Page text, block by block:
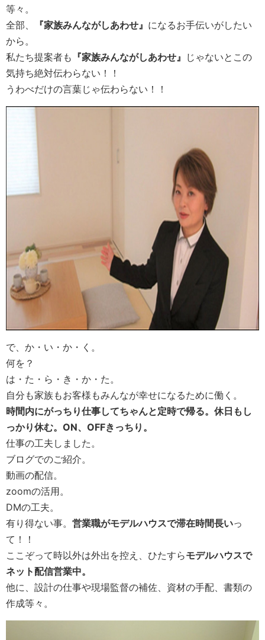
等々。
全部、
『家族みんながしあわせ』 になるお手伝いがしたい
から。
私たち提案者も 『家族みんながしあわせ』 じゃないとこの
気持ち絶対伝わらない！！
うわべだけの言葉じゃ伝わらない！！
で、か・い・か・く。
何を？
は・た・ら・き・か・た。
自分も家族もお客様もみんなが幸せになるために働く。
時間内にがっちり仕事してちゃんと定時で帰る。休日もし
っかり休む。ON、OFFきっちり。
仕事の工夫しました。
ブログでのご紹介。
動画の配信。
zoomの活用。
DMの工夫。
有り得ない事。 営業職がモデルハウスで滞在時間長いっ
て！！
ここぞって時以外は外出を控え、ひたすらモデルハウスで
ネット配信営業中。
他に、設計の仕事や現場監督の補佐、資材の手配、書類の
作成等々。